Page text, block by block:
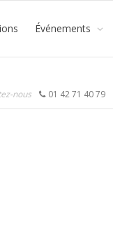
Événements
nous 01 42 71 40 79